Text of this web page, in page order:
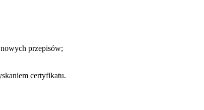
przepisów;
certyfikatu.